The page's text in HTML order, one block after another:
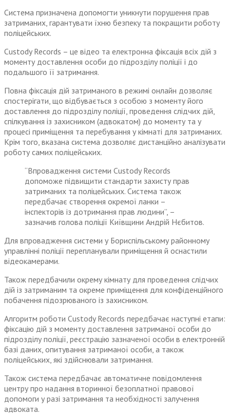
Система призначена допомогти уникнути порушення прав
затриманих, гарантувати їхню безпеку та покращити роботу
поліцейських.
Custody Records – це відео та електронна фіксація всіх дій з
моменту доставлення особи до підрозділу поліції і до
подальшого її затримання.
Повна фіксація дій затриманого в режимі онлайн дозволяє
спостерігати, що відбувається з особою з моменту його
доставлення до підрозділу поліції, проведення слідчих дій,
спілкування із захисником (адвокатом) до моменту та у
процесі приміщення та перебування у кімнаті для затриманих.
Крім того, вказана система дозволяє дистанційно аналізувати
роботу самих поліцейських.
“Впровадження системи Custody Records
допоможе підвищити стандарти захисту прав
затриманих та поліцейських. Система також
передбачає створення окремої ланки –
інспекторів із дотримання прав людини”, –
зазначив голова поліції Київщини Андрій Нєбитов.
Для впровадження системи у Бориспільському районному
управлінні поліції перепланували приміщення й оснастили
відеокамерами.
Також передбачили окрему кімнату для проведення слідчих
дій із затриманим та окреме приміщення для конфіденційного
побачення підозрюваного із захисником.
Алгоритм роботи Custody Records передбачає наступні етапи:
фіксацію дій з моменту доставлення затриманої особи до
підрозділу поліції, реєстрацію зазначеної особи в електронній
базі даних, опитування затриманої особи, а також
поліцейських, які здійснювали затримання.
Також система передбачає автоматичне повідомлення
центру про надання вторинної безоплатної правової
допомоги у разі затримання та необхідності залучення
адвоката.